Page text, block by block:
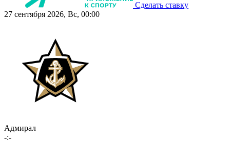
Сделать ставку
27 сентября 2026, Вс, 00:00
Адмирал
-:-